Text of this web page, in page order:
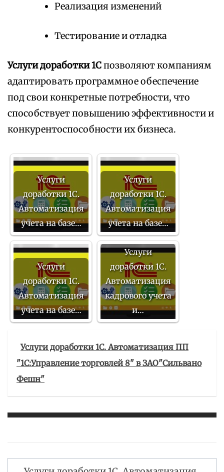
Реализация изменений
Тестирование и отладка
Услуги доработки 1Спозволяют компаниям
адаптировать программное обеспечение
под свои конкретные потребности, что
способствует повышению эффективности и
конкурентоспособности их бизнеса.
Услуги
доработки 1С.
Автоматизация
учета на базе…
Услуги
доработки 1С.
Автоматизация
учета на базе…
Услуги
доработки 1С.
Автоматизация
учета на базе…
Услуги
доработки 1С.
Автоматизация
кадрового учета
и…
Услуги доработки 1С. Автоматизация ПП
"1С:Управление торговлей 8" в ЗАО"Сильвано
Фешн"